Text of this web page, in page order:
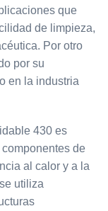
que
de limpieza,
Por otro
por su
en la industria
430 es
de
al calor y a la
utiliza